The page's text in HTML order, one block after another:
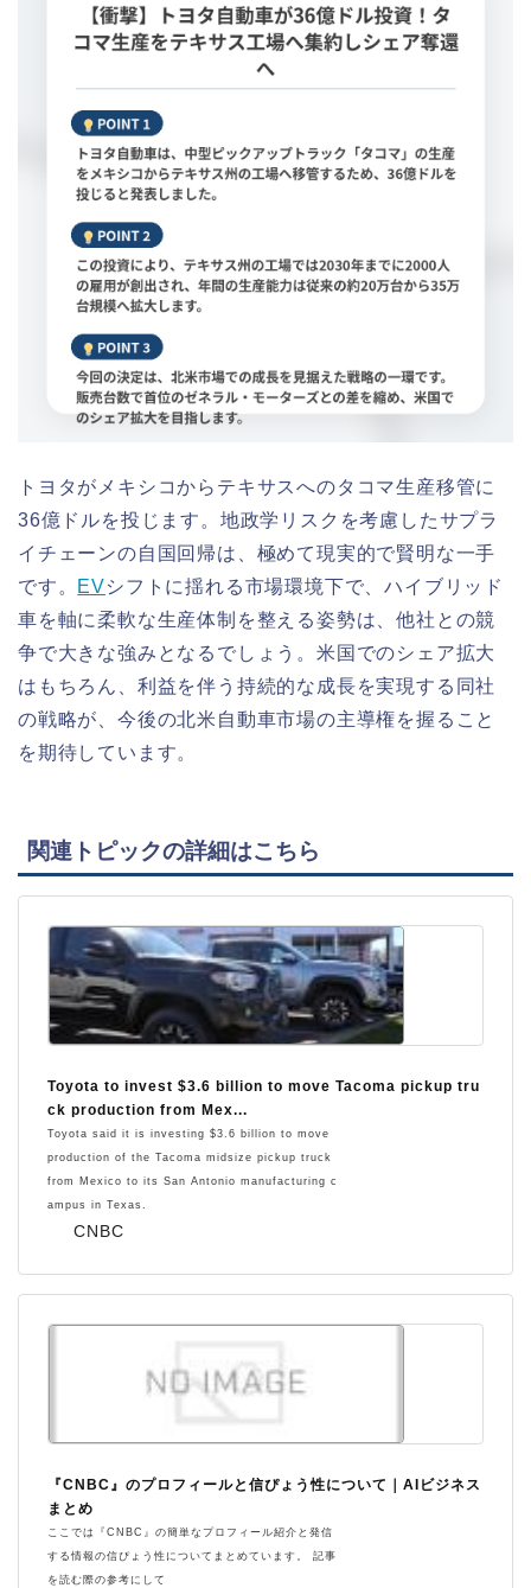
トヨタがメキシコからテキサスへのタコマ生産移管に
36億ドルを投じます。地政学リスクを考慮したサプラ
イチェーンの自国回帰は、極めて現実的で賢明な一手
です。 EVシフトに揺れる市場環境下で、ハイブリッド
車を軸に柔軟な生産体制を整える姿勢は、他社との競
争で大きな強みとなるでしょう。米国でのシェア拡大
はもちろん、利益を伴う持続的な成長を実現する同社
の戦略が、今後の北米自動車市場の主導権を握ること
を期待しています。
関連トピックの詳細はこちら
CNBC
Toyota to invest $3.6 billion to move Tacoma pickup tru
ck production from Mex...
Toyota said it is investing $3.6 billion to move
production of the Tacoma midsize pickup truck
from Mexico to its San Antonio manufacturing c
ampus in Texas.
『CNBC』のプロフィールと信ぴょう性について｜AIビジネス
まとめ
ここでは『CNBC』の簡単なプロフィール紹介と発信
する情報の信ぴょう性についてまとめています。 記事
を読む際の参考にして